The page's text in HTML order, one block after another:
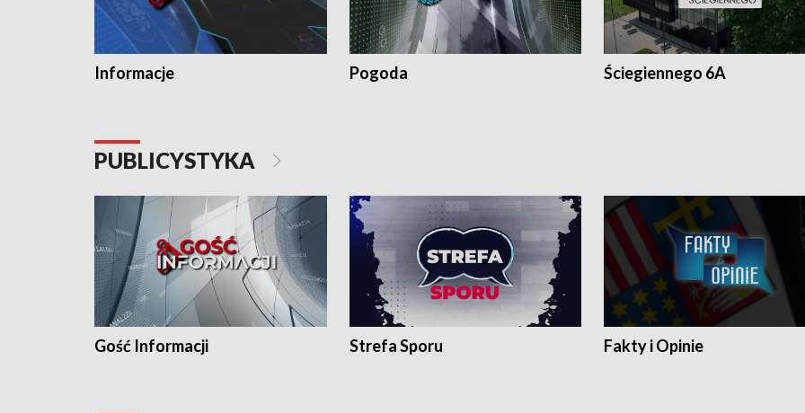
Informacje Pogoda Ściegiennego 6A
PUBLICYSTYKA
Gość Informacji Strefa Sporu Fakty i Opinie